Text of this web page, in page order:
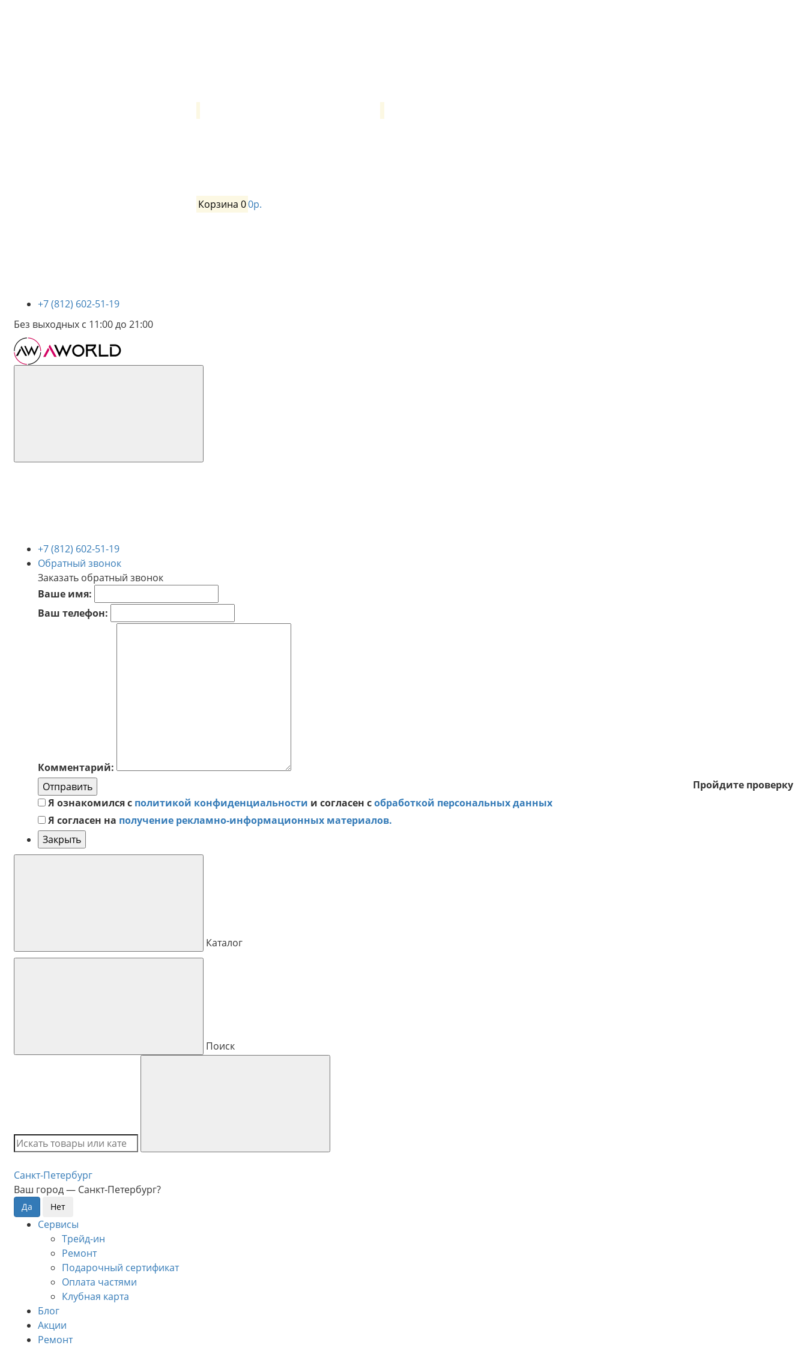
Корзина 00р.
+7 (812) 602-51-19
Без выходных с 11:00 до 21:00
+7 (812) 602-51-19
Обратный звонок
Заказать обратный звонок
Ваше имя:
Ваш телефон:
Комментарий:
Пройдите проверку
Отправить
Я ознакомился с политикой конфиденциальности и согласен собработкой персональных данных
Я согласен на получение рекламно-информационных материалов.
Закрыть
Каталог
Поиск
Санкт-Петербург
Ваш город — Санкт-Петербург?
Сервисы
Трейд-ин
Ремонт
Подарочный сертификат
Оплата частями
Клубная карта
Блог
Акции
Ремонт